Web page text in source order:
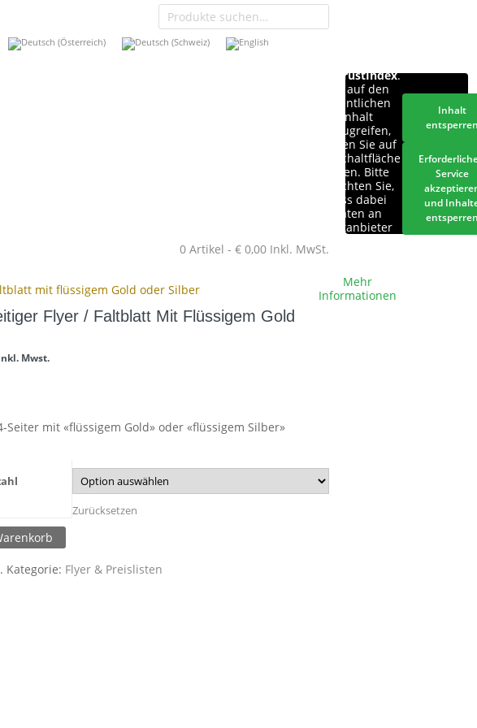
TrustIndex.
Um auf den
eigentlichen
Inhalt
zuzugreifen,
klicken Sie auf
die Schaltfläche
unten. Bitte
beachten Sie,
dass dabei
Daten an
Drittanbieter
Mehr
Informationen
Inhalt
Service
und
0 Artikel - € 0,00 Inkl. MwSt.
mit flüssigem Gold oder Silber
Flyer / Faltblatt Mit Flüssigem Gold
Mwst.
Seiter mit «flüssigem Gold» oder «flüssigem Silber»
Zurücksetzen
Kategorie: Flyer & Preislisten